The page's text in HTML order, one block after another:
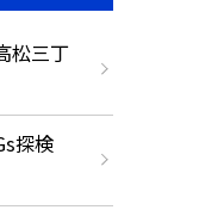
松三丁
探検